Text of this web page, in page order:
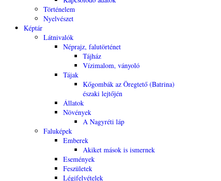
Történelem
Nyelvészet
Képtár
Látnivalók
Néprajz, falutörténet
Tájház
Vízimalom, ványoló
Tájak
Kőgombák az Öregtető (Batrina)
északi lejtőjén
Állatok
Növények
A Nagyréti láp
Faluképek
Emberek
Akiket mások is ismernek
Események
Feszületek
Légifelvételek